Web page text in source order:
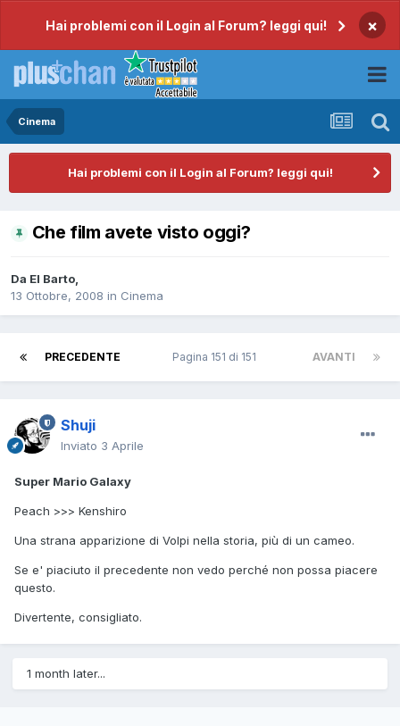
Hai problemi con il Login al Forum? leggi qui! ×
Cinema
Hai problemi con il Login al Forum? leggi qui!
Che film avete visto oggi?
Da El Barto,
13 Ottobre, 2008 in Cinema
PRECEDENTE AVANTI
Pagina 151 di 151
Shuji
Inviato 3 Aprile
Super Mario Galaxy
Peach >>> Kenshiro
Una strana apparizione di Volpi nella storia, più di un cameo.
Se e' piaciuto il precedente non vedo perché non possa piacere
questo.
Divertente, consigliato.
1 month later...